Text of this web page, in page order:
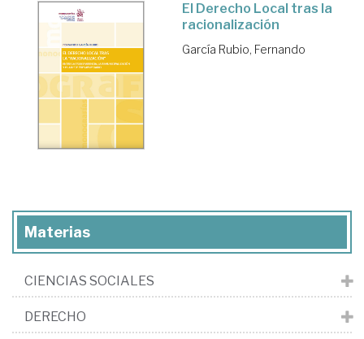
El Derecho Local tras la
racionalización
García Rubio, Fernando
Materias
CIENCIAS SOCIALES
DERECHO